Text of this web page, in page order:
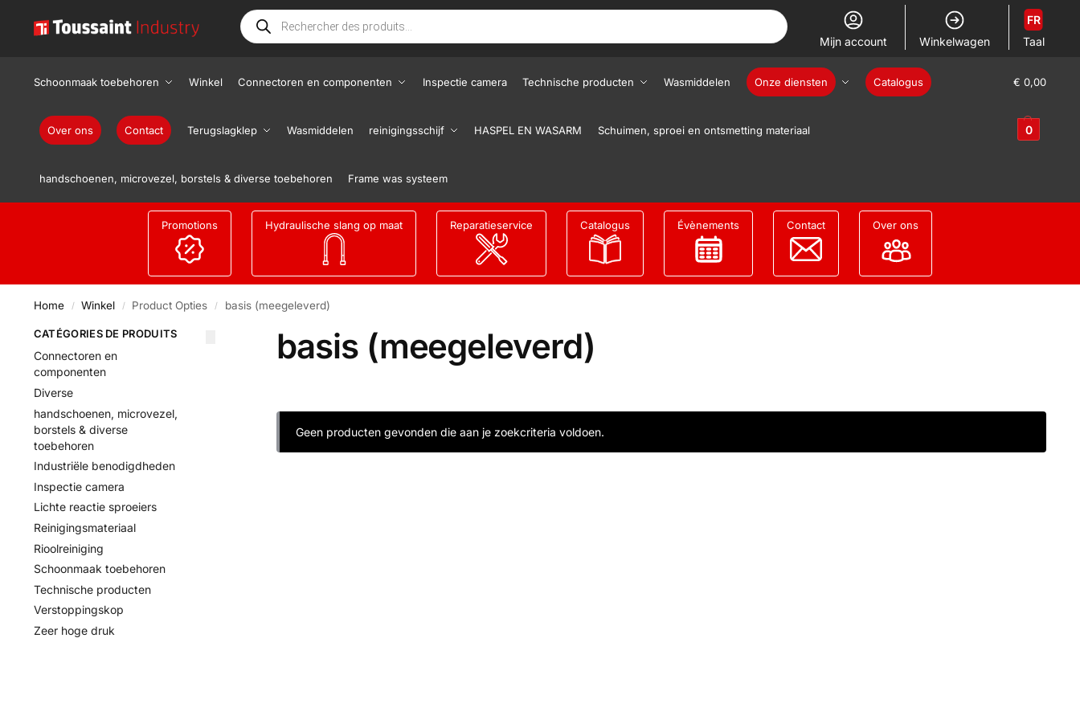
Mijn account Winkelwagen Taal
FR
Schoonmaak toebehoren Winkel Connectoren en componenten Inspectie camera Technische producten Wasmiddelen Onze diensten Catalogus
Over ons Contact Terugslagklep Wasmiddelen reinigingsschijf HASPEL EN WASARM Schuimen, sproei en ontsmetting materiaal
handschoenen, microvezel, borstels & diverse toebehoren Frame was systeem
€ 0,00
0
Promotions Hydraulische slang op maat Reparatieservice Catalogus Évènements Contact Over ons
Home / Winkel / Product Opties / basis (meegeleverd)
basis (meegeleverd)
Geen producten gevonden die aan je zoekcriteria voldoen.
CATÉGORIES DE PRODUITS
Connectoren en
componenten
Diverse
handschoenen, microvezel,
borstels & diverse
toebehoren
Industriële benodigdheden
Inspectie camera
Lichte reactie sproeiers
Reinigingsmateriaal
Rioolreiniging
Schoonmaak toebehoren
Technische producten
Verstoppingskop
Zeer hoge druk